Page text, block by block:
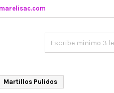
Martillos Pulidos